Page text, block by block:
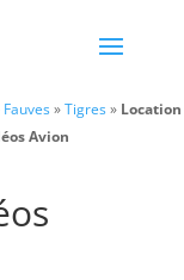
Fauves»Tigres» Location
Avion